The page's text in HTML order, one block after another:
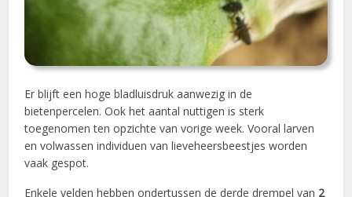
Er blijft een hoge bladluisdruk aanwezig in de
bietenpercelen. Ook het aantal nuttigen is sterk
toegenomen ten opzichte van vorige week. Vooral larven
en volwassen individuen van lieveheersbeestjes worden
vaak gespot.
Enkele velden hebben ondertussen de derde drempel van 2